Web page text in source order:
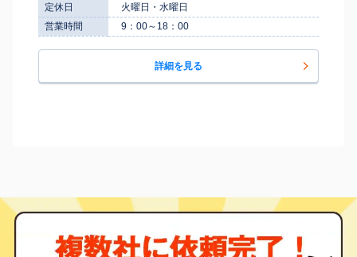
定休日
火曜日・水曜日
営業時間
9：00～18：00
詳細を見る